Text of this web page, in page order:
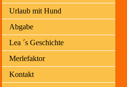
Urlaub mit Hund
Abgabe
Lea ´s Geschichte
Merlefaktor
Kontakt